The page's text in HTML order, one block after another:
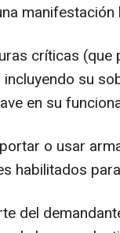
manifestación
críticas (que
su
en su
o usar
habilitados
del